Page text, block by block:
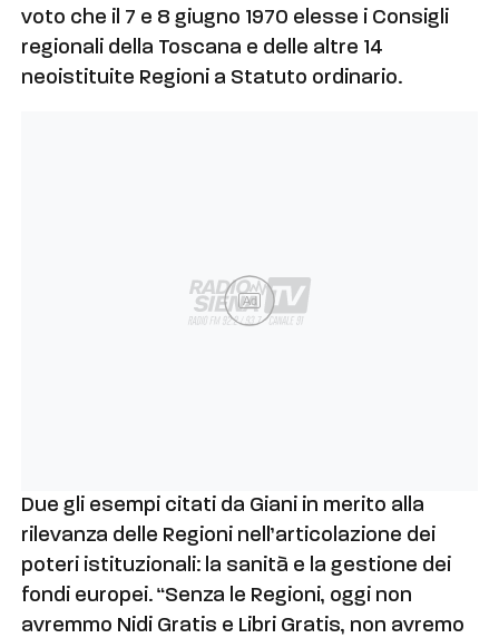
voto che il 7 e 8 giugno 1970 elesse i Consigli
regionali della Toscana e delle altre 14
neoistituite Regioni a Statuto ordinario.
Ad
Due gli esempi citati da Giani in merito alla
rilevanza delle Regioni nell’articolazione dei
poteri istituzionali: la sanità e la gestione dei
fondi europei. “Senza le Regioni, oggi non
avremmo Nidi Gratis e Libri Gratis, non avremo